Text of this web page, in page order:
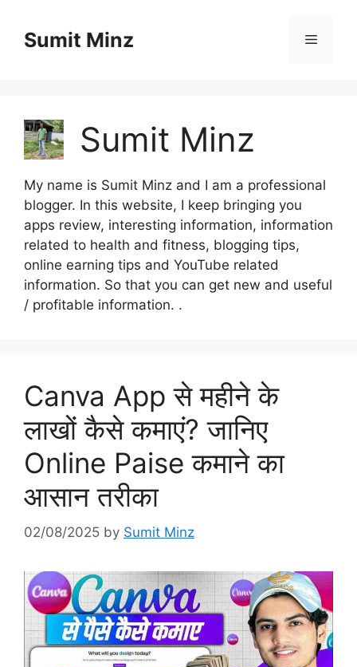
contentSumit Minz Menu
Sumit Minz
My name is Sumit Minz and I am a professional
blogger. In this website, I keep bringing you
apps review, interesting information, information
related to health and fitness, blogging tips,
online earning tips and YouTube related
information. So that you can get new and useful
/ profitable information. .
Canva App से महीने के
लाखों कैसे कमाएं? जानिए
Online Paise कमाने का
आसान तरीका
02/08/2025 by Sumit Minz